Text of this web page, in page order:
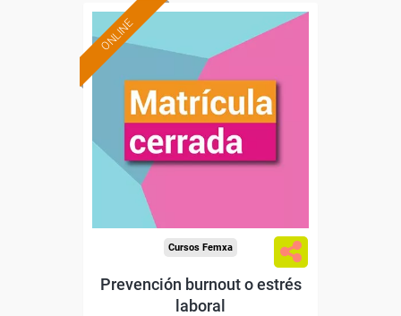
ONLINE
Cursos Femxa
Prevención burnout o estrés
laboral